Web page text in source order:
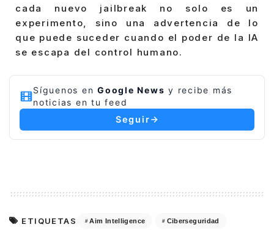
cada nuevo jailbreak no solo es un
experimento, sino una advertencia de lo
que puede suceder cuando el poder de la IA
se escapa del control humano.
Síguenos en Google News y recibe más
noticias en tu feed
Seguir
ETIQUETAS Aim Intelligence Ciberseguridad